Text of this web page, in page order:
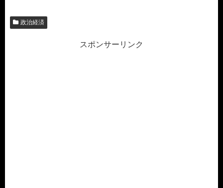
政治経済
スポンサーリンク